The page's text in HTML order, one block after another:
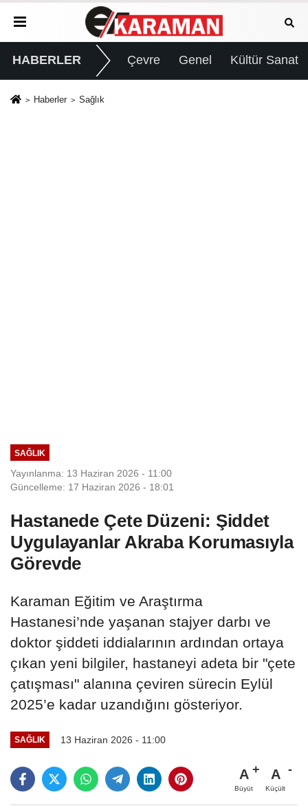
HABERLER Çevre Genel Kültür Sanat
Haberler Sağlık
SAĞLIK
Yayınlanma: 13 Haziran 2026 - 11:00
Güncelleme: 17 Haziran 2026 - 18:01
Hastanede Çete Düzeni: Şiddet
Uygulayanlar Akraba Korumasıyla
Görevde
Karaman Eğitim ve Araştırma
Hastanesi’nde yaşanan stajyer darbı ve
doktor şiddeti iddialarının ardından ortaya
çıkan yeni bilgiler, hastaneyi adeta bir "çete
çatışması" alanına çeviren sürecin Eylül
2025’e kadar uzandığını gösteriyor.
SAĞLIK 13 Haziran 2026 - 11:00
A
Büyüt
A
Küçült